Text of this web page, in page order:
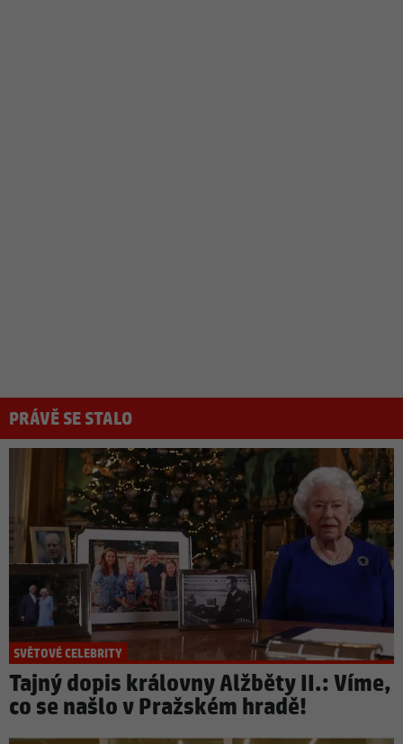
PRÁVĚ SE STALO
SVĚTOVÉ CELEBRITY
Tajný dopis královny Alžběty II.: Víme,
co se našlo v Pražském hradě!